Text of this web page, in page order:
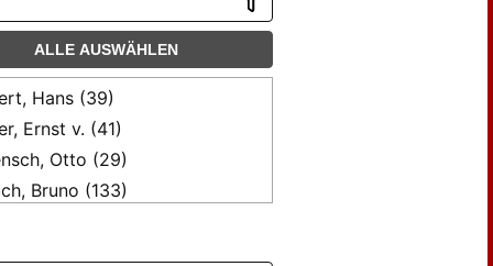
ALLE AUSWÄHLEN
Hans (39)
Ernst v. (41)
Otto (29)
Bruno (133)
Werner (31)